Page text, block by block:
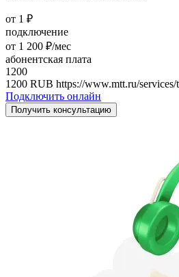
от 1 ₽
подключение
от 1 200 ₽/мес
абонентская плата
1200
1200 RUB https://www.mtt.ru/
Подключить онлайн
Получить консультацию